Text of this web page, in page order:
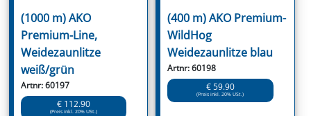
(1000 m) AKO
Premium-Line,
Weidezaunlitze
weiß/grün
Artnr: 60197
€ 112.90
(Preis inkl. 20% USt.)
(400 m) AKO Premium-
WildHog
Weidezaunlitze blau
Artnr: 60198
€ 59.90
(Preis inkl. 20% USt.)